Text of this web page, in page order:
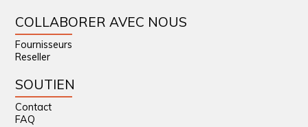
COLLABORER AVEC NOUS
Fournisseurs
Reseller
SOUTIEN
Contact
FAQ